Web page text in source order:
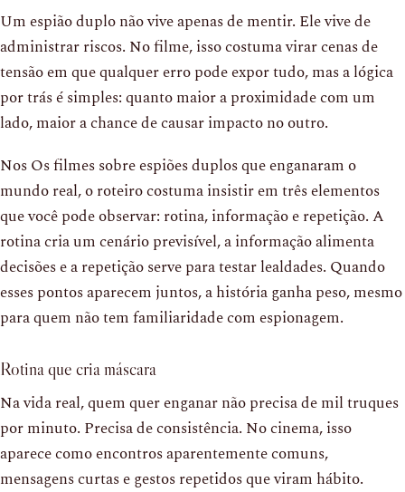
Um espião duplo não vive apenas de mentir. Ele vive de
administrar riscos. No filme, isso costuma virar cenas de
tensão em que qualquer erro pode expor tudo, mas a lógica
por trás é simples: quanto maior a proximidade com um
lado, maior a chance de causar impacto no outro.
Nos Os filmes sobre espiões duplos que enganaram o
mundo real, o roteiro costuma insistir em três elementos
que você pode observar: rotina, informação e repetição. A
rotina cria um cenário previsível, a informação alimenta
decisões e a repetição serve para testar lealdades. Quando
esses pontos aparecem juntos, a história ganha peso, mesmo
para quem não tem familiaridade com espionagem.
Rotina que cria máscara
Na vida real, quem quer enganar não precisa de mil truques
por minuto. Precisa de consistência. No cinema, isso
aparece como encontros aparentemente comuns,
mensagens curtas e gestos repetidos que viram hábito.